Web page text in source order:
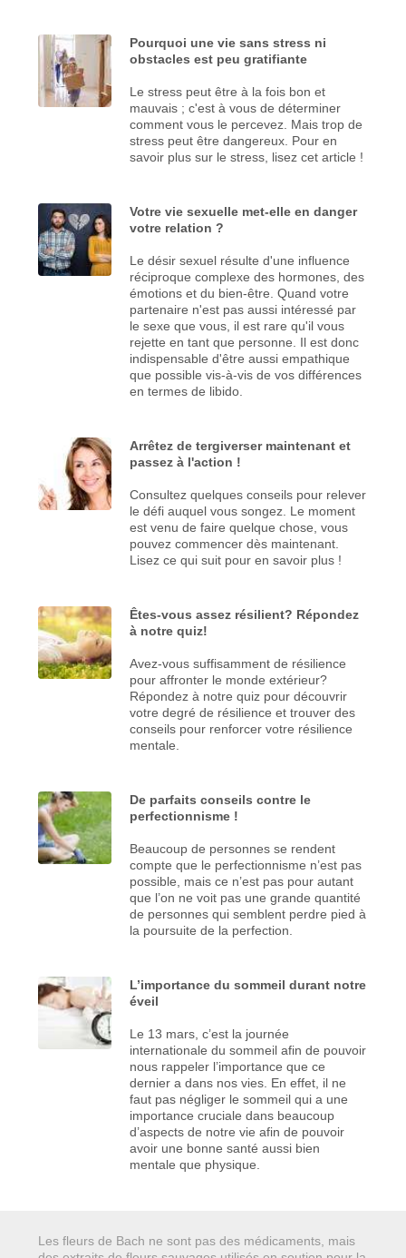
Pourquoi une vie sans stress ni
obstacles est peu gratifiante
Le stress peut être à la fois bon et
mauvais ; c'est à vous de déterminer
comment vous le percevez. Mais trop de
stress peut être dangereux. Pour en
savoir plus sur le stress, lisez cet article !
Votre vie sexuelle met-elle en danger
votre relation ?
Le désir sexuel résulte d'une influence
réciproque complexe des hormones, des
émotions et du bien-être. Quand votre
partenaire n'est pas aussi intéressé par
le sexe que vous, il est rare qu'il vous
rejette en tant que personne. Il est donc
indispensable d'être aussi empathique
que possible vis-à-vis de vos différences
en termes de libido.
Arrêtez de tergiverser maintenant et
passez à l'action !
Consultez quelques conseils pour relever
le défi auquel vous songez. Le moment
est venu de faire quelque chose, vous
pouvez commencer dès maintenant.
Lisez ce qui suit pour en savoir plus !
Êtes-vous assez résilient? Répondez
à notre quiz!
Avez-vous suffisamment de résilience
pour affronter le monde extérieur?
Répondez à notre quiz pour découvrir
votre degré de résilience et trouver des
conseils pour renforcer votre résilience
mentale.
De parfaits conseils contre le
perfectionnisme !
Beaucoup de personnes se rendent
compte que le perfectionnisme n’est pas
possible, mais ce n’est pas pour autant
que l’on ne voit pas une grande quantité
de personnes qui semblent perdre pied à
la poursuite de la perfection.
L’importance du sommeil durant notre
éveil
Le 13 mars, c’est la journée
internationale du sommeil afin de pouvoir
nous rappeler l’importance que ce
dernier a dans nos vies. En effet, il ne
faut pas négliger le sommeil qui a une
importance cruciale dans beaucoup
d’aspects de notre vie afin de pouvoir
avoir une bonne santé aussi bien
mentale que physique.
Les fleurs de Bach ne sont pas des médicaments, mais